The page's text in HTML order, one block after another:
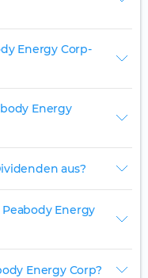
Energy Corp-
Energy
aus?
Energy
Energy Corp?